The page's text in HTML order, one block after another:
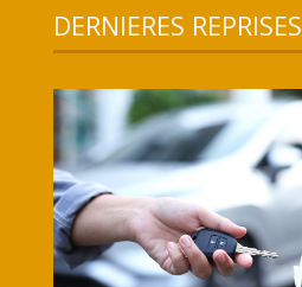
DERNIERES REPRISES